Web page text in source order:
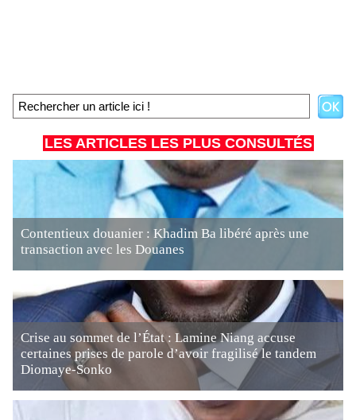
LES ARTICLES LES PLUS CONSULTÉS
Contentieux douanier : Khadim Ba libéré après une
transaction avec les Douanes
Crise au sommet de l’État : Lamine Niang accuse
certaines prises de parole d’avoir fragilisé le tandem
Diomaye-Sonko